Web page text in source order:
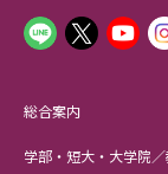
総合案内
学部・短大・大学院